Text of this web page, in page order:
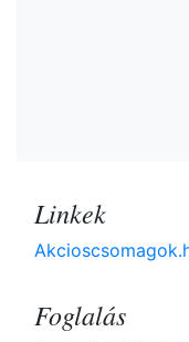
Linkek
Foglalás